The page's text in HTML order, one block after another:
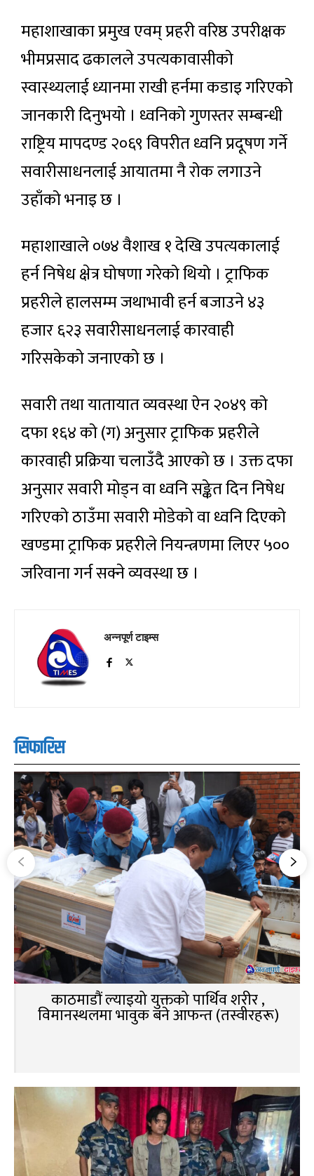
महाशाखाका प्रमुख एवम् प्रहरी वरिष्ठ उपरीक्षक
भीमप्रसाद ढकालले उपत्यकावासीको
स्वास्थ्यलाई ध्यानमा राखी हर्नमा कडाइ गरिएको
जानकारी दिनुभयो । ध्वनिको गुणस्तर सम्बन्धी
राष्ट्रिय मापदण्ड २०६९ विपरीत ध्वनि प्रदूषण गर्ने
सवारीसाधनलाई आयातमा नै रोक लगाउने
उहाँको भनाइ छ ।
महाशाखाले ०७४ वैशाख १ देखि उपत्यकालाई
हर्न निषेध क्षेत्र घोषणा गरेको थियो । ट्राफिक
प्रहरीले हालसम्म जथाभावी हर्न बजाउने ४३
हजार ६२३ सवारीसाधनलाई कारवाही
गरिसकेको जनाएको छ ।
सवारी तथा यातायात व्यवस्था ऐन २०४९ को
दफा १६४ को (ग) अनुसार ट्राफिक प्रहरीले
कारवाही प्रक्रिया चलाउँदै आएको छ । उक्त दफा
अनुसार सवारी मोड्न वा ध्वनि सङ्केत दिन निषेध
गरिएको ठाउँमा सवारी मोडेको वा ध्वनि दिएको
खण्डमा ट्राफिक प्रहरीले नियन्त्रणमा लिएर ५००
जरिवाना गर्न सक्ने व्यवस्था छ ।
अन्नपूर्ण टाइम्स
सिफारिस
काठमाडौं ल्याइयो युक्तको पार्थिव शरीर ,
विमानस्थलमा भावुक बने आफन्त (तस्वीरहरू)